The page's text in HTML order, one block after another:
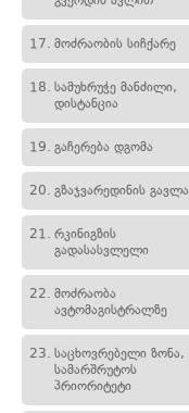
17. მოძრაობის სიჩქარე
18. სამუხრუჭე მანძილი,
დისტანცია
19. გაჩერება დგომა
20. გზაჯვარედინის გავლა
21. რკინიგზის
გადასასვლელი
22. მოძრაობა
ავტომაგისტრალზე
23. საცხოვრებელი ზონა,
სამარშრუტოს
პრიორიტეტი